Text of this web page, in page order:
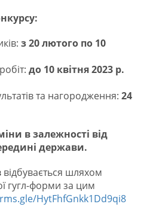
з 20 лютого по 10
до 10 квітня 2023 р.
та нагородження: 24
в залежності від
держави.
відбувається шляхом
гугл-форми за цим
HytFhfGnkk1Dd9qi8